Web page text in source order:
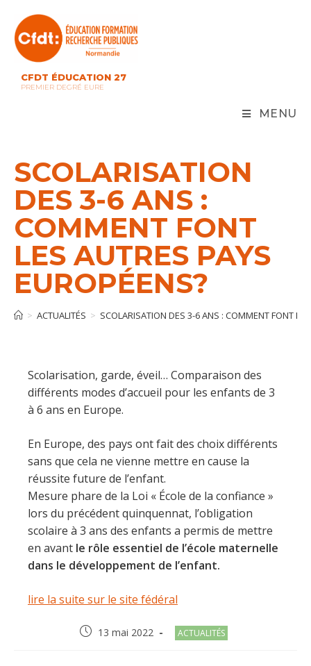
content
CFDT ÉDUCATION 27
PREMIER DEGRÉ EURE
MENU
SCOLARISATION
DES 3-6 ANS :
COMMENT FONT
LES AUTRES PAYS
EUROPÉENS?
> ACTUALITÉS > SCOLARISATION DES 3-6 ANS : COMMENT FONT
Scolarisation, garde, éveil… Comparaison des
différents modes d’accueil pour les enfants de 3
à 6 ans en Europe.
En Europe, des pays ont fait des choix différents
sans que cela ne vienne mettre en cause la
réussite future de l’enfant.
Mesure phare de la Loi « École de la confiance »
lors du précédent quinquennat, l’obligation
scolaire à 3 ans des enfants a permis de mettre
en avant le rôle essentiel de l’école maternelle
dans le développement de l’enfant.
lire la suite sur le site fédéral
Post13 mai 2022
Post
ACTUALITÉS